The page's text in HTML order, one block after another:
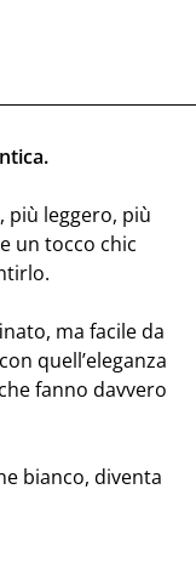
più leggero, più
un tocco chic
ma facile da
quell’eleganza
fanno davvero
bianco, diventa